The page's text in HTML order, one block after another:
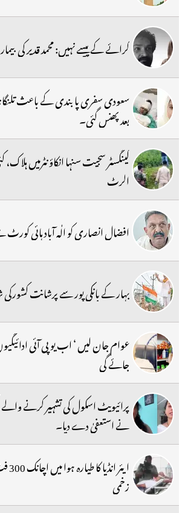
کرائے کے پیسے نہیں: محمد قدیر کی
سعودی سفری پابندی کے باعث
بعد پھنس گئی۔
گینگسٹر سجیت سنہا انکاؤنٹرمیں
الرٹ
افضال انصاری کو الٰہ آباد ہائی
بہار کے بانکی پور سے پرشانت
عوام جان لیں ‘ اب یو پی آئی
جائے گی
پرائیویٹ اسکول کی تشہیر کرنے
نے استعفیٰ دے دیا۔
زخمی